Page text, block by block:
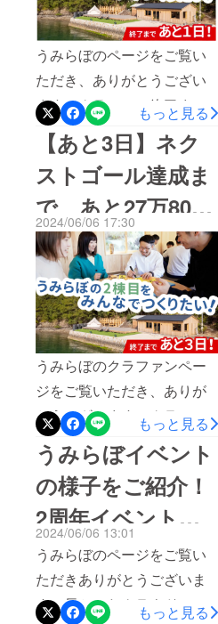
https://www.instagram.com/u
milabo_iseshima?
utm_source=ig_web_button
_share_sheet&amp;igsh=ZD
NlZDc0MzIxNw==これから
も、うみらぼをよろしくお
願いします！！
Instagram（@umilabo_ises
hima）にて実施します！下
記リンクより、ぜひフォ
ローをお願いします！
https://www.instagram.com/u
milabo_iseshima?
utm_source=ig_web_button
_share_sheet&amp;igsh=ZD
NlZDc0MzIxNw==長かった
クラファンも明日で終了と
なります。ネクストゴール
を達成して、最後にみんな
で喜びたい...！もうひと押し
のご支援をお待ちしていま
す！！
うみらぼのページをご覧い
ただき、ありがとうござい
ます！クラファン終了まで
あと1日になりました。ネク
ストゴール『150万円』ま
で、あと8万8000円までき
ました！本文でもお伝えさ
せていただきましたが、い
ただいたご支援をもとに海
のスタートアップが集う拠
点を整備していきます！使
われなくなった真珠養殖場
跡を、地域の未来を担う産
業の拠点に生まれ変わらせ
る、壮大な計画の第一歩で
す！2024年4月にオープン
したうみらぼ1棟目も、元々
は工具や廃棄物でいっぱい
の真珠養殖場跡でした。片
付けに協力してくれた仲
間、クラファンで支援して
くださった方のおかげで、
ここまで来れました！2棟目
もっと見る
【あと3日】ネク
ストゴール達成ま
で、あと27万8000
円！
2024/06/06 17:30
うみらぼのクラファンペー
ジをご覧いただき、ありが
とうございます！クラファ
ン終了まであと3日です！ネ
クストゴールの『150万円』
達成まであと27万8000円と
なっています。皆様に最後
のひと押しをしていただい
て、うみらぼ2棟目に向けて
スタートを切りたい！ぜひ
ご協力をお願いいたしま
もっと見る
うみらぼイベント
の様子をご紹介！
2周年イベントも
計画中！
2024/06/06 13:01
うみらぼのページをご覧い
ただきありがとうございま
す！長かったクラウドファ
もっと見る